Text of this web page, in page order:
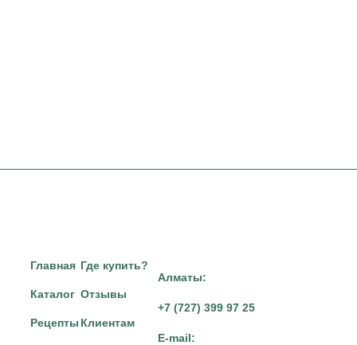
Главная
Каталог
Рецепты
Где купить?
Отзывы
Клиентам
Алматы:
+7 (727) 399 97 25
E-mail: